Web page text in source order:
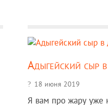
Адыгейский сыр
18 июня 2019
Я вам про жару уже